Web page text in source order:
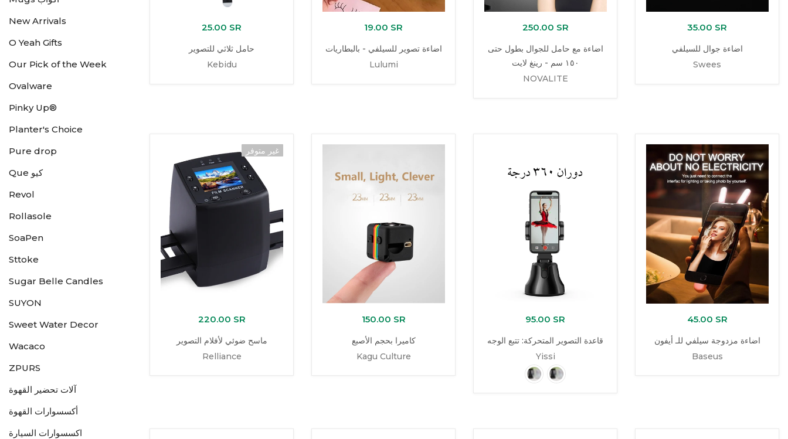
New Arrivals
O Yeah Gifts
Our Pick of the Week
Ovalware
Pinky Up®
Planter's Choice
Pure drop
Que كيو
Revol
Rollasole
SoaPen
Sttoke
Sugar Belle Candles
SUYON
Sweet Water Decor
Wacaco
ZPURS
آلات تحضير القهوة
أكسسوارات القهوة
اكسسوارات السيارة
25.00 SR
حامل ثلاثي للتصوير
Kebidu
19.00 SR
اضاءة تصوير للسيلفي - بالبطاريات
Lulumi
250.00 SR
اضاءة مع حامل للجوال بطول حتى
١٥٠ سم - رينغ لايت
NOVALITE
35.00 SR
اضاءة جوال للسيلفي
Swees
غير متوفر
220.00 SR
ماسح ضوئي لأفلام التصوير
Relliance
150.00 SR
كاميرا بحجم الأصبع
Kagu Culture
95.00 SR
قاعدة التصوير المتحركة: تتبع الوجه
Yissi
45.00 SR
اضاءة مزدوجة سيلفي للـ أيفون
Baseus